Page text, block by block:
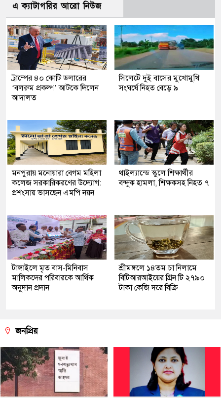
এ ক্যাটাগরির আরো নিউজ
ট্রাম্পের ৪০ কোটি ডলারের
‘বলরুম প্রকল্প’ আটকে দিলেন
আদালত
সিলেটে দুই বাসের মুখোমুখি
সংঘর্ষে নিহত বেড়ে ৯
মনপুরায় মনোয়ারা বেগম মহিলা
কলেজ সরকারিকরণের উদ্যোগ:
প্রশংসায় ভাসছেন এমপি নয়ন
থাইল্যান্ডে স্কুলে শিক্ষার্থীর
বন্দুক হামলা, শিক্ষকসহ নিহত ৭
টাঙ্গাইলে মৃত বাস-মিনিবাস
মালিকদের পরিবারকে আর্থিক
অনুদান প্রদান
শ্রীমঙ্গলে ১৪তম চা নিলামে
বিটিআরআইয়ের গ্রিন টি ২৭৯০
টাকা কেজি দরে বিক্রি
জনপ্রিয়